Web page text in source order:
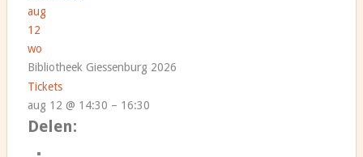
aug
12
wo
Bibliotheek Giessenburg 2026
Tickets
aug 12 @ 14:30 – 16:30
Delen: